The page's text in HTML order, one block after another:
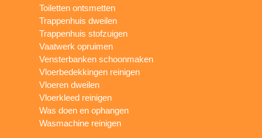
Toiletten ontsmetten
Trappenhuis dweilen
Trappenhuis stofzuigen
Vaatwerk opruimen
Vensterbanken schoonmaken
Vloerbedekkingen reinigen
Vloeren dweilen
Vloerkleed reinigen
Was doen en ophangen
Wasmachine reinigen